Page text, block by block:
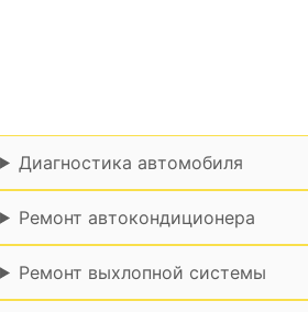
Диагностика автомобиля
Ремонт автокондиционера
Ремонт выхлопной системы